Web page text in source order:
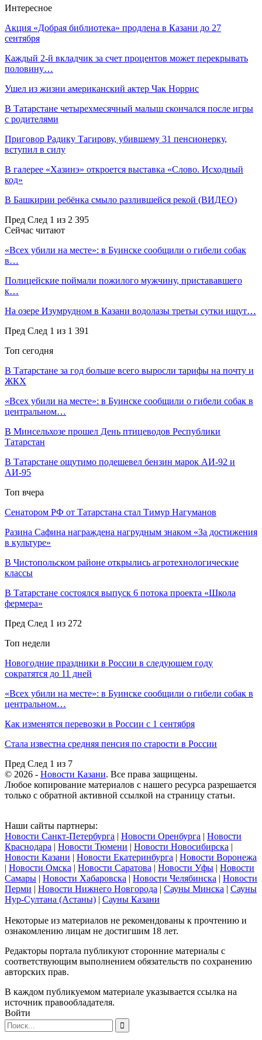
Интересное
Акция «Добрая библиотека» продлена в Казани до 27
сентября
Каждый 2-й вкладчик за счет процентов может перекрывать
половину…
Ушел из жизни американский актер Чак Норрис
В Татарстане четырехмесячный малыш скончался после игры
с родителями
Приговор Радику Тагирову, убившему 31 пенсионерку,
вступил в силу
В галерее «Хазинэ» откроется выставка «Слово. Исходный
код»
В Башкирии ребёнка смыло разлившейся рекой (ВИДЕО)
Пред След 1 из 2 395
Сейчас читают
«Всех убили на месте»: в Буинске сообщили о гибели собак
в…
Полицейские поймали пожилого мужчину, пристававшего
к…
На озере Изумрудном в Казани водолазы третьи сутки ищут…
Пред След 1 из 1 391
Топ сегодня
В Татарстане за год больше всего выросли тарифы на почту и
ЖКХ
«Всех убили на месте»: в Буинске сообщили о гибели собак в
центральном…
В Минсельхозе прошел День птицеводов Республики
Татарстан
В Татарстане ощутимо подешевел бензин марок АИ-92 и
АИ-95
Топ вчера
Сенатором РФ от Татарстана стал Тимур Нагуманов
Разина Сафина награждена нагрудным знаком «За достижения
в культуре»
В Чистопольском районе открылись агротехнологические
классы
В Татарстане состоялся выпуск 6 потока проекта «Школа
фермера»
Пред След 1 из 272
Топ недели
Новогодние праздники в России в следующем году
сократятся до 11 дней
«Всех убили на месте»: в Буинске сообщили о гибели собак в
центральном…
Как изменятся перевозки в России с 1 сентября
Стала известна средняя пенсия по старости в России
Пред След 1 из 7
© 2026 - Новости Казани. Все права защищены.
Любое копирование материалов с нашего ресурса разрешается
только с обратной активной ссылкой на страницу статьи.
Наши сайты партнеры:
Новости Санкт-Петербурга | Новости Оренбурга | Новости
Краснодара | Новости Тюмени | Новости Новосибирска |
Новости Казани | Новости Екатеринбурга | Новости Воронежа
| Новости Омска | Новости Саратова | Новости Уфы | Новости
Самары | Новости Хабаровска | Новости Челябинска | Новости
Перми | Новости Нижнего Новгорода | Сауны Минска | Сауны
Нур-Султана (Астаны) | Сауны Казани
Некоторые из материалов не рекомендованы к прочтению и
ознакомлению лицам не достигшим 18 лет.
Редакторы портала публикуют сторонние материалы с
соответствующим выполнением обязательств по сохранению
авторских прав.
В каждом публикуемом материале указывается ссылка на
источник правообладателя.
Войти